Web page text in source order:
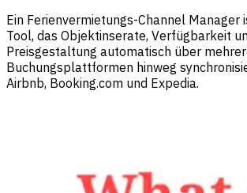
Ein Ferienvermietungs-Channel Manager
Tool, das Objektinserate, Verfügbarkeit
Preisgestaltung automatisch über
Buchungsplattformen hinweg
Airbnb, Booking.com und Expedia.